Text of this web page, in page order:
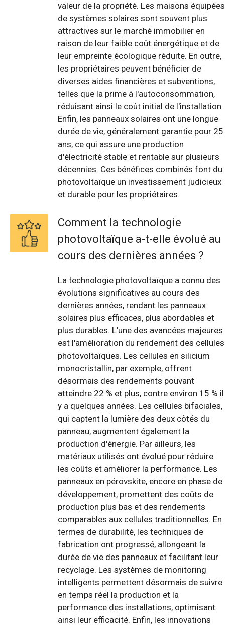
valeur de la propriété. Les maisons équipées
de systèmes solaires sont souvent plus
attractives sur le marché immobilier en
raison de leur faible coût énergétique et de
leur empreinte écologique réduite. En outre,
les propriétaires peuvent bénéficier de
diverses aides financières et subventions,
telles que la prime à l'autoconsommation,
réduisant ainsi le coût initial de l'installation.
Enfin, les panneaux solaires ont une longue
durée de vie, généralement garantie pour 25
ans, ce qui assure une production
d'électricité stable et rentable sur plusieurs
décennies. Ces bénéfices combinés font du
photovoltaïque un investissement judicieux
et durable pour les propriétaires.
Comment la technologie
photovoltaïque a-t-elle évolué au
cours des dernières années ?
La technologie photovoltaïque a connu des
évolutions significatives au cours des
dernières années, rendant les panneaux
solaires plus efficaces, plus abordables et
plus durables. L'une des avancées majeures
est l'amélioration du rendement des cellules
photovoltaïques. Les cellules en silicium
monocristallin, par exemple, offrent
désormais des rendements pouvant
atteindre 22 % et plus, contre environ 15 % il
y a quelques années. Les cellules bifaciales,
qui captent la lumière des deux côtés du
panneau, augmentent également la
production d'énergie. Par ailleurs, les
matériaux utilisés ont évolué pour réduire
les coûts et améliorer la performance. Les
panneaux en pérovskite, encore en phase de
développement, promettent des coûts de
production plus bas et des rendements
comparables aux cellules traditionnelles. En
termes de durabilité, les techniques de
fabrication ont progressé, allongeant la
durée de vie des panneaux et facilitant leur
recyclage. Les systèmes de monitoring
intelligents permettent désormais de suivre
en temps réel la production et la
performance des installations, optimisant
ainsi leur efficacité. Enfin, les innovations